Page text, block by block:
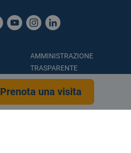
AMMINISTRAZIONE
TRASPARENTE
Prenota una visita